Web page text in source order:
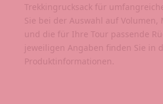
Trekkingrucksack für
Sie bei der Auswahl auf Volumen,
und die für Ihre Tour passende
jeweiligen Angaben finden Sie in
Produktinformationen.